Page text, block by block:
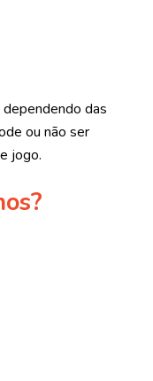
das
ou não ser
jogo.